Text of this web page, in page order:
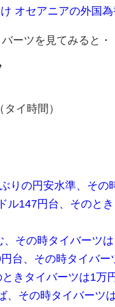
オセアニアの外国
ーツを見てみると・
イ時間）
りの円安水準、その
ル147円台、そのと
その時タイバーツは
台、その時タイバー
きタイバーツは1万
、その時タイバーツ